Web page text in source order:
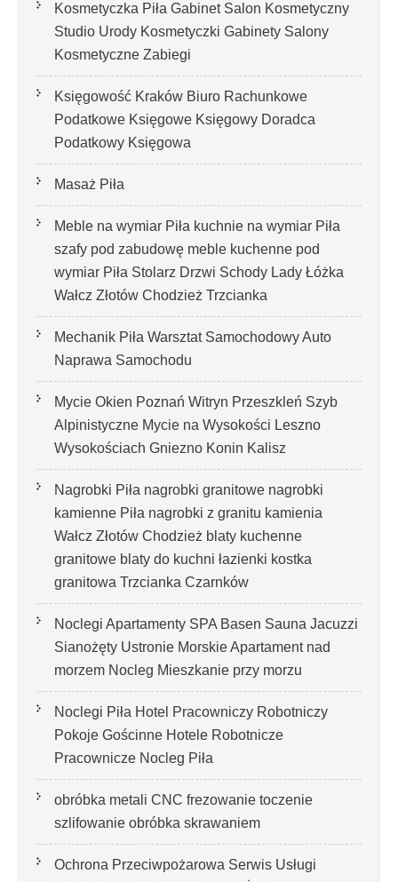
Kosmetyczka Piła Gabinet Salon Kosmetyczny
Studio Urody Kosmetyczki Gabinety Salony
Kosmetyczne Zabiegi
Księgowość Kraków Biuro Rachunkowe
Podatkowe Księgowe Księgowy Doradca
Podatkowy Księgowa
Masaż Piła
Meble na wymiar Piła kuchnie na wymiar Piła
szafy pod zabudowę meble kuchenne pod
wymiar Piła Stolarz Drzwi Schody Lady Łóżka
Wałcz Złotów Chodzież Trzcianka
Mechanik Piła Warsztat Samochodowy Auto
Naprawa Samochodu
Mycie Okien Poznań Witryn Przeszkleń Szyb
Alpinistyczne Mycie na Wysokości Leszno
Wysokościach Gniezno Konin Kalisz
Nagrobki Piła nagrobki granitowe nagrobki
kamienne Piła nagrobki z granitu kamienia
Wałcz Złotów Chodzież blaty kuchenne
granitowe blaty do kuchni łazienki kostka
granitowa Trzcianka Czarnków
Noclegi Apartamenty SPA Basen Sauna Jacuzzi
Sianożęty Ustronie Morskie Apartament nad
morzem Nocleg Mieszkanie przy morzu
Noclegi Piła Hotel Pracowniczy Robotniczy
Pokoje Gościnne Hotele Robotnicze
Pracownicze Nocleg Piła
obróbka metali CNC frezowanie toczenie
szlifowanie obróbka skrawaniem
Ochrona Przeciwpożarowa Serwis Usługi